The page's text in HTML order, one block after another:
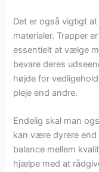
Det er også vigtigt
materialer. Trapper
essentielt at vælge
bevare deres
højde for
pleje end andre.
Endelig skal man
kan være dyrere
balance mellem
hjælpe med at